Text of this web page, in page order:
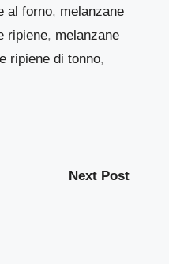
al forno, melanzane
ripiene, melanzane
ripiene di tonno,
Next Post